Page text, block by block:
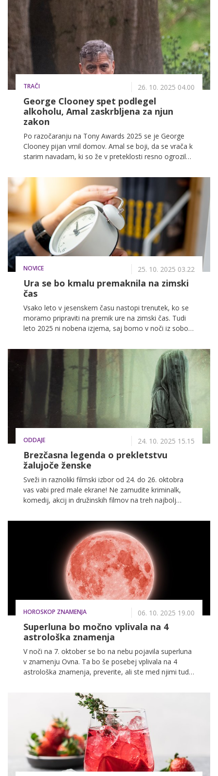
TRAČI 26. 10. 2025 04.00
George Clooney spet podlegel
alkoholu, Amal zaskrbljena za njun
zakon
Po razočaranju na Tony Awards 2025 se je George
Clooney pijan vrnil domov. Amal se boji, da se vrača k
starim navadam, ki so že v preteklosti resno ogrozile
NOVICE 25. 10. 2025 03.22
Ura se bo kmalu premaknila na zimski
čas
Vsako leto v jesenskem času nastopi trenutek, ko se
moramo pripraviti na premik ure na zimski čas. Tudi
leto 2025 ni nobena izjema, saj bomo v noči iz sobote
uro nazaj.
ODDAJE 24. 10. 2025 15.15
Brezčasna legenda o prekletstvu
žalujoče ženske
Sveži in raznoliki filmski izbor od 24. do 26. oktobra
vas vabi pred male ekrane! Ne zamudite kriminalk,
komedij, akcij in družinskih filmov na treh najbolj
Kanal A in KINO.
HOROSKOP ZNAMENJA 06. 10. 2025 19.00
Superluna bo močno vplivala na 4
astrološka znamenja
V noči na 7. oktober se bo na nebu pojavila superluna
v znamenju Ovna. Ta bo še posebej vplivala na 4
astrološka znamenja, preverite, ali ste med njimi tudi